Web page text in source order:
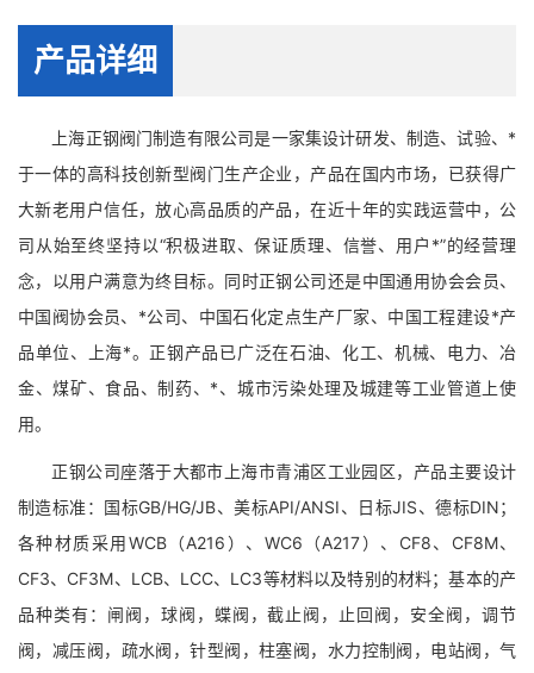
产品详细
上海正钢阀门制造有限公司是一家集设计研发、制造、试验、*
于一体的高科技创新型阀门生产企业，产品在国内市场，已获得广
大新老用户信任，放心高品质的产品，在近十年的实践运营中，公
司从始至终坚持以“积极进取、保证质理、信誉、用户*”的经营理
念，以用户满意为终目标。同时正钢公司还是中国通用协会会员、
中国阀协会员、*公司、中国石化定点生产厂家、中国工程建设*产
品单位、上海*。正钢产品已广泛在石油、化工、机械、电力、冶
金、煤矿、食品、制药、*、城市污染处理及城建等工业管道上使
用。
正钢公司座落于大都市上海市青浦区工业园区，产品主要设计
制造标准：国标GB/HG/JB、美标API/ANSI、日标JIS、德标DIN；
各种材质采用WCB（A216）、WC6（A217）、CF8、CF8M、
CF3、CF3M、LCB、LCC、LC3等材料以及特别的材料；基本的产
品种类有：闸阀，球阀，蝶阀，截止阀，止回阀，安全阀，调节
阀，减压阀，疏水阀，针型阀，柱塞阀，水力控制阀，电站阀，气